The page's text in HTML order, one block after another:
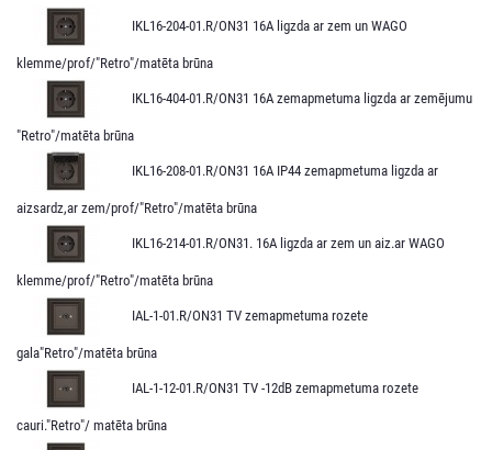
IKL16-204-01.R/ON31 16A ligzda ar zem un WAGO
klemme/prof/"Retro"/matēta brūna
IKL16-404-01.R/ON31 16A zemapmetuma ligzda ar zemējumu
"Retro"/matēta brūna
IKL16-208-01.R/ON31 16A IP44 zemapmetuma ligzda ar
aizsardz,ar zem/prof/"Retro"/matēta brūna
IKL16-214-01.R/ON31. 16A ligzda ar zem un aiz.ar WAGO
klemme/prof/"Retro"/matēta brūna
IAL-1-01.R/ON31 TV zemapmetuma rozete
gala"Retro"/matēta brūna
IAL-1-12-01.R/ON31 TV -12dB zemapmetuma rozete
cauri."Retro"/ matēta brūna